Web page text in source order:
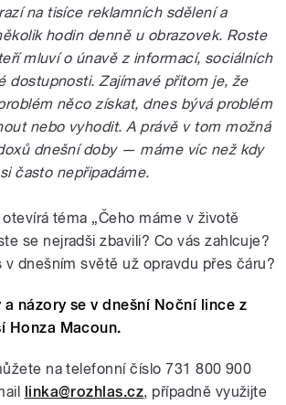
na tisíce reklamních sdělení a
hodin denně u obrazovek. Roste
mluví o únavě z informací, sociálních
dostupnosti. Zajímavé přitom je, že
něco získat, dnes bývá problém
nebo vyhodit. A právě v tom možná
dnešní doby — máme víc než kdy
často nepřipadáme.
téma „Čeho máme v životě
se nejradši zbavili? Co vás zahlcuje?
v dnešním světě už opravdu přes čáru?
a názory se v dnešní Noční lince z
Honza Macoun.
na telefonní číslo 731 800 900
linka@rozhlas.cz, případně využijte